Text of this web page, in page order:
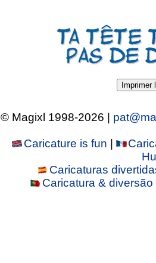
Imprimer
© Magixl 1998-2026
Caricature is fun
Caricaturas
Caricatura & diversão